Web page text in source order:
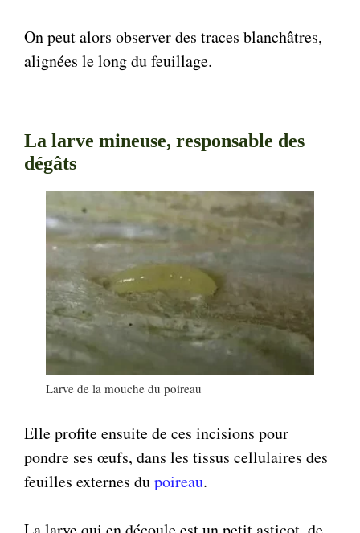
On peut alors observer des traces blanchâtres,
alignées le long du feuillage.
La larve mineuse, responsable des
dégâts
Larve de la mouche du poireau
Elle profite ensuite de ces incisions pour
pondre ses œufs, dans les tissus cellulaires des
feuilles externes dupoireau.